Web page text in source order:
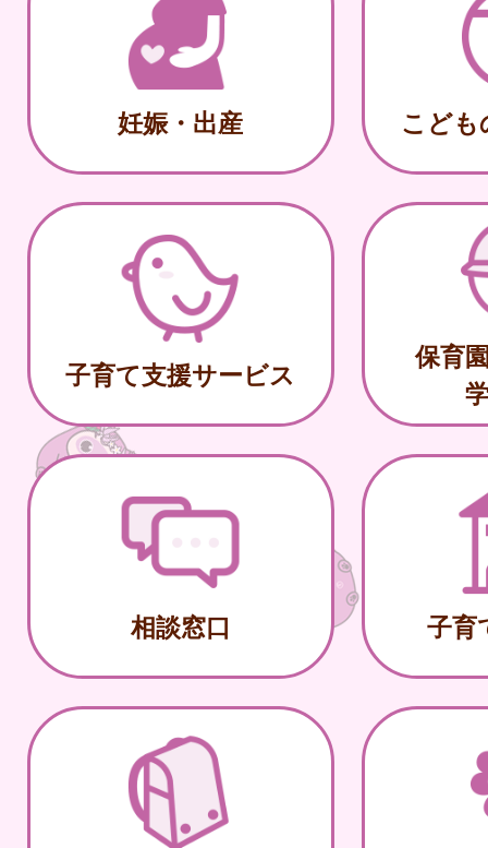
妊娠・出産 こども
子育て支援サービス
保育
相談窓口 子育